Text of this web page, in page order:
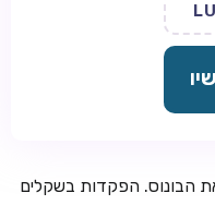
הבונוס. הפקדות בשקלים